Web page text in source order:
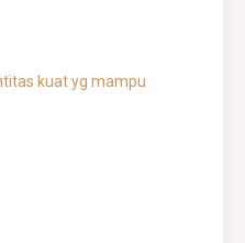
kuat yg mampu